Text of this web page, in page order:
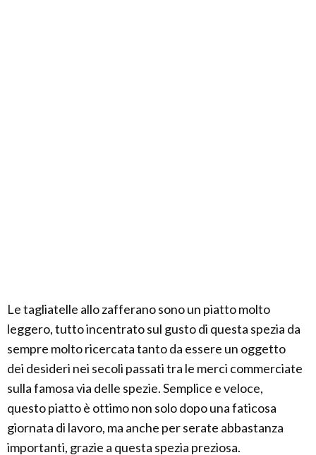
Le tagliatelle allo zafferano sono un piatto molto
leggero, tutto incentrato sul gusto di questa spezia da
sempre molto ricercata tanto da essere un oggetto
dei desideri nei secoli passati tra le merci commerciate
sulla famosa via delle spezie. Semplice e veloce,
questo piatto è ottimo non solo dopo una faticosa
giornata di lavoro, ma anche per serate abbastanza
importanti, grazie a questa spezia preziosa.